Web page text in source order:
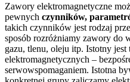
Zawory elektromagnetyczne
pewnych czynników,
takich czynników jest rodzaj
sposób rozróżniamy zawory do
gazu, tlenu, oleju itp. Istotny jest
elektromagnetycznych –
serwowspomaganiem. Istotna